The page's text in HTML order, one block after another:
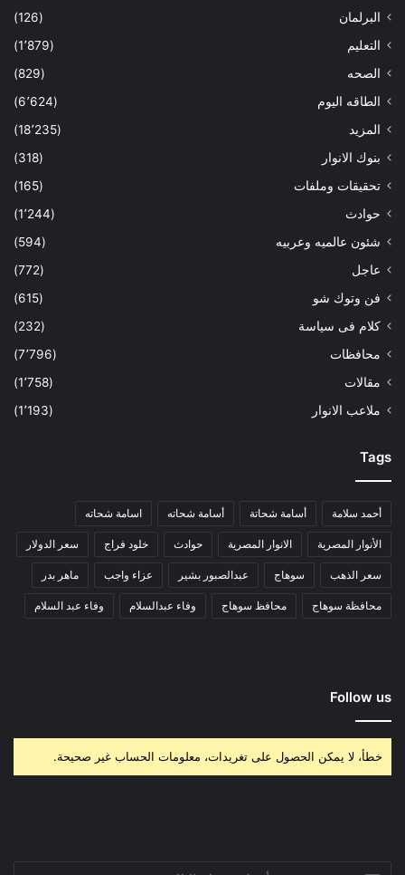
البرلمان
(126)
التعليم
(1٬879)
الصحه
(829)
الطاقه اليوم
(6٬624)
المزيد
(18٬235)
بنوك الانوار
(318)
تحقيقات وملفات
(165)
حوادث
(1٬244)
شئون عالميه وعربيه
(594)
عاجل
(772)
فن وتوك شو
(615)
كلام فى سياسة
(232)
محافظات
(7٬796)
مقالات
(1٬758)
ملاعب الانوار
(1٬193)
Tags
أحمد سلامة أسامة شحاتة أسامة شحاته اسامة شحاته
الأنوار المصرية الانوار المصرية حوادث خلود فراج سعر الدولار
سعر الذهب سوهاج عبدالصبور بشير عزاء واجب ماهر بدر
محافظة سوهاج محافظ سوهاج وفاء عبدالسلام وفاء عبد السلام
Follow us
خطأ، لا يمكن الحصول على تغريدات، معلومات الحساب غير صحيحة.